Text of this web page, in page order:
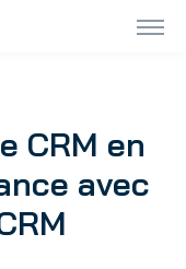
CRM en
avec